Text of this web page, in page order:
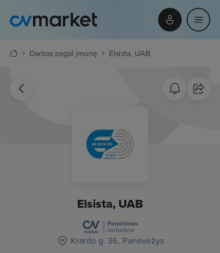
Darbas pagal įmonę Elsista, UAB
Elsista, UAB
Kranto g. 36, Panevėžys